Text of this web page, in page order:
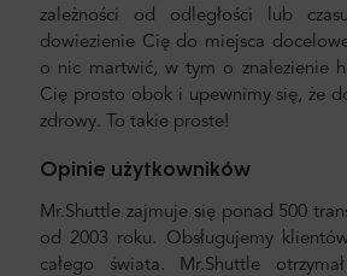
zależności od odległości lub
dowiezienie Cię do miejsca
o nic martwić, w tym o znalezienie
Cię prosto obok i upewnimy się, że
zdrowy. To takie proste!
Opinie użytkowników
Mr.Shuttle zajmuje się ponad 500
od 2003 roku. Obsługujemy
całego świata. Mr.Shuttle